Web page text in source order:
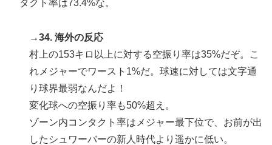
タクト率は73.4%な。
→34. 海外の反応
村上の153キロ以上に対する空振り率は35%だぞ。こ
れメジャーでワースト1%だ。球速に対しては文字通
り球界最弱なんだよ！
変化球への空振り率も50%超え。
ゾーン内コンタクト率はメジャー最下位で、お前が出
したシュワーバーの新人時代より遥かに低い。